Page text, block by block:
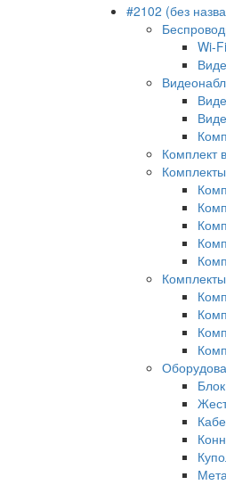
#2102 (без
Wi-
Комплект